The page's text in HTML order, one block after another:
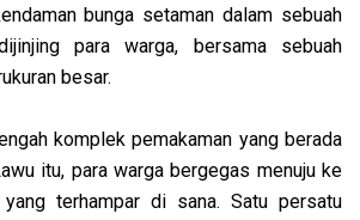
bunga setaman dalam sebuah
para warga, bersama sebuah
besar.
komplek pemakaman yang berada
itu, para warga bergegas menuju ke
terhampar di sana. Satu persatu